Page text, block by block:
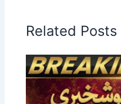
Related Posts